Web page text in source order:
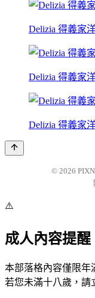
Delizia 得義家
Delizia 得義家
Delizia 得義家
© 2026
⚠️
成人內容提醒
本部落格內容僅限年
若您未滿十八歲，請